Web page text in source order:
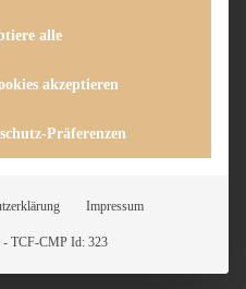
alle
akzeptieren
Präferenzen
Impressum
- TCF-CMP Id: 323